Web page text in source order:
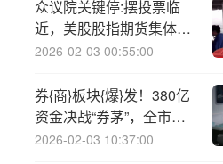
众议院关键停:摆投票临
近，美股股指期货集体上
涨
2026-02-03 00:55:00
券{商}板块{爆}发！380亿
资金决战“券茅”，全市场
第一
2026-02-03 10:37:00